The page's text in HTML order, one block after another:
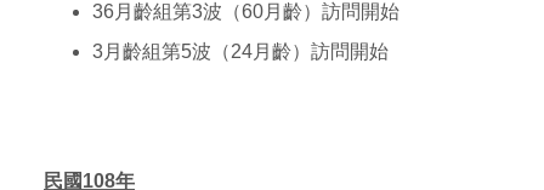
36月齡組第3波（60月齡）訪問開始
3月齡組第5波（24月齡）訪問開始
民國108年